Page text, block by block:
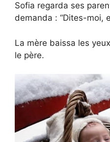
Sofia regarda ses
demanda : “Dites-moi,
La mère baissa les
le père.